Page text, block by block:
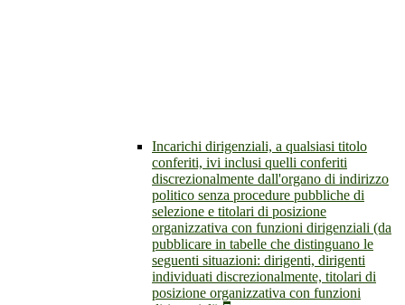
Incarichi dirigenziali, a qualsiasi titolo
conferiti, ivi inclusi quelli conferiti
discrezionalmente dall'organo di indirizzo
politico senza procedure pubbliche di
selezione e titolari di posizione
organizzativa con funzioni dirigenziali (da
pubblicare in tabelle che distinguano le
seguenti situazioni: dirigenti, dirigenti
individuati discrezionalmente, titolari di
posizione organizzativa con funzioni